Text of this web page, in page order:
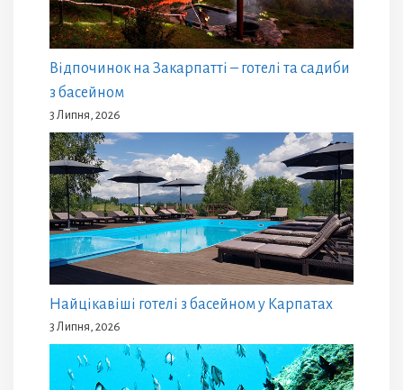
Відпочинок на Закарпатті – готелі та садиби
з басейном
3 Липня, 2026
Найцікавіші готелі з басейном у Карпатах
3 Липня, 2026